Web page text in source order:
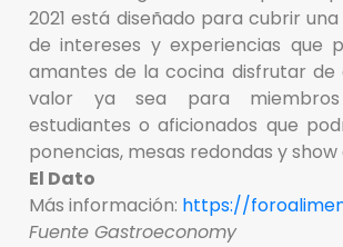
2021 está diseñado para cubrir
de intereses y experiencias que
amantes de la cocina disfrutar de
valor ya sea para
estudiantes o aficionados que
ponencias, mesas redondas y show
El Dato
Más información: https://
Fuente Gastroeconomy